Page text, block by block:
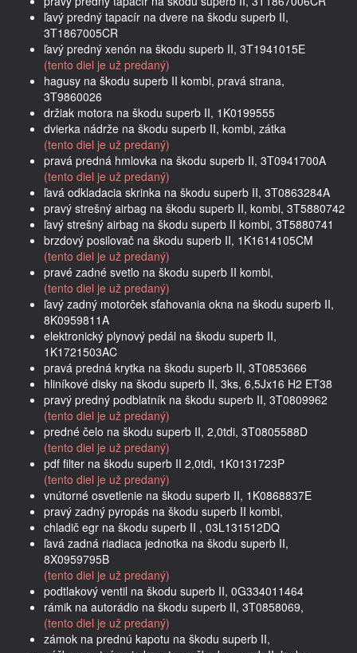
ľavý predný tapacír na dvere na škodu superb II,
3T1867005CR
ľavý predný xenón na škodu superb II, 3T1941015E
(tento diel je už predaný)
hagusy na škodu superb II kombi, pravá strana,
3T9860026
držiak motora na škodu superb II, 1K0199555
dvierka nádrže na škodu superb II, kombi, zátka
(tento diel je už predaný)
pravá predná hmlovka na škodu superb II, 3T0941700A
(tento diel je už predaný)
ľavá odkladacia skrinka na škodu superb II, 3T0863284A
pravý strešný airbag na škodu superb II, kombi, 3T5880742
ľavý strešný airbag na škodu superb II kombi, 3T5880741
brzdový posilovač na škodu superb II, 1K1614105CM
(tento diel je už predaný)
pravé zadné svetlo na škodu superb II kombi,
(tento diel je už predaný)
ľavý zadný motorček sťahovania okna na škodu superb II,
8K0959811A
elektronický plynový pedál na škodu superb II,
1K1721503AC
pravá predná krytka na škodu superb II, 3T0853666
hliníkové disky na škodu superb II, 3ks, 6,5Jx16 H2 ET38
pravý predný podblatník na škodu superb II, 3T0809962
(tento diel je už predaný)
predné čelo na škodu superb II, 2,0tdi, 3T0805588D
(tento diel je už predaný)
pdf filter na škodu superb II 2,0tdi, 1K0131723P
(tento diel je už predaný)
vnútorné osvetlenie na škodu superb II, 1K0868837E
pravý zadný pyropás na škodu superb II kombi,
chladič egr na škodu superb II , 03L131512DQ
ľavá zadná riadiaca jednotka na škodu superb II,
8X0959795B
(tento diel je už predaný)
podtlakový ventil na škodu superb II, 0G334011464
rámik na autorádio na škodu superb II, 3T0858069,
(tento diel je už predaný)
zámok na prednú kapotu na škodu superb II,